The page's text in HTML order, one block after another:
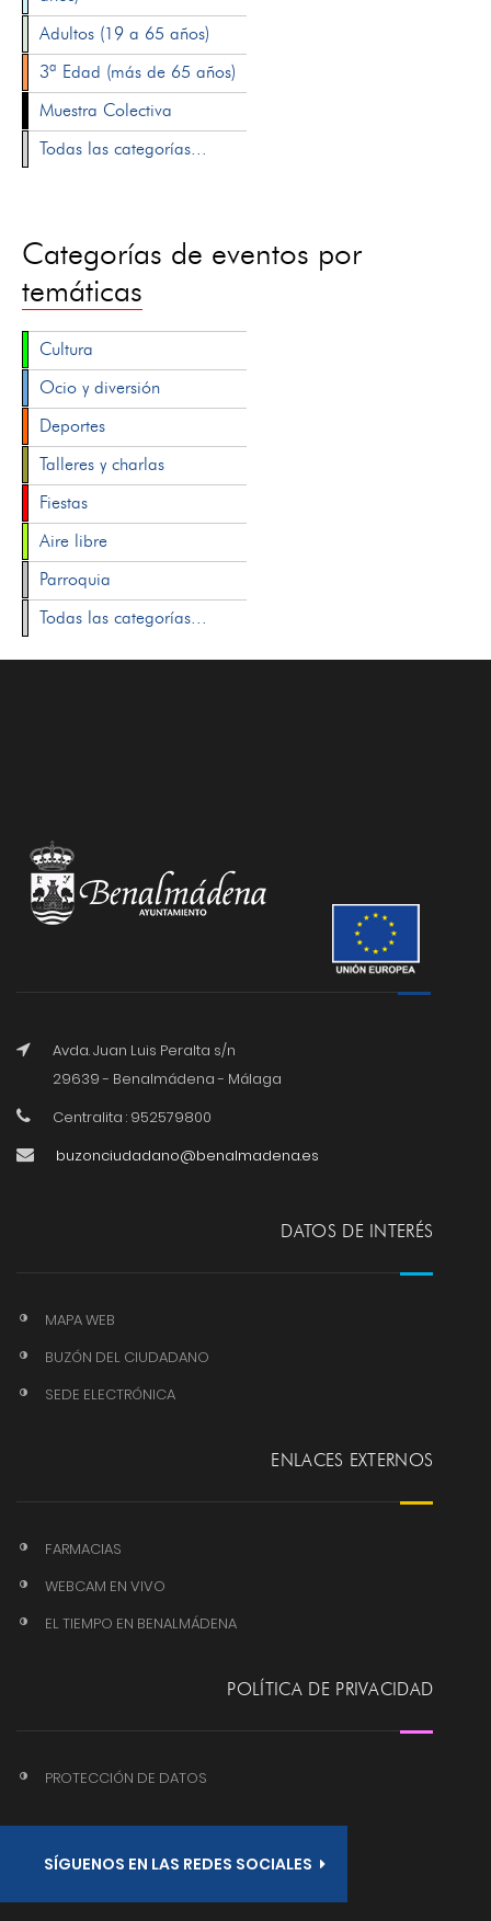
Adultos (19 a 65 años)
3ª Edad (más de 65 años)
Muestra Colectiva
Todas las categorías...
Categorías de eventos por
temáticas
Cultura
Ocio y diversión
Deportes
Talleres y charlas
Fiestas
Aire libre
Parroquia
Todas las categorías...
Avda. Juan Luis Peralta s/n
29639 - Benalmádena - Málaga
Centralita : 952579800
buzonciudadano@benalmadena.es
DATOS DE INTERÉS
MAPA WEB
BUZÓN DEL CIUDADANO
SEDE ELECTRÓNICA
ENLACES EXTERNOS
FARMACIAS
WEBCAM EN VIVO
EL TIEMPO EN BENALMÁDENA
POLÍTICA DE PRIVACIDAD
PROTECCIÓN DE DATOS
SÍGUENOS EN LAS REDES SOCIALES